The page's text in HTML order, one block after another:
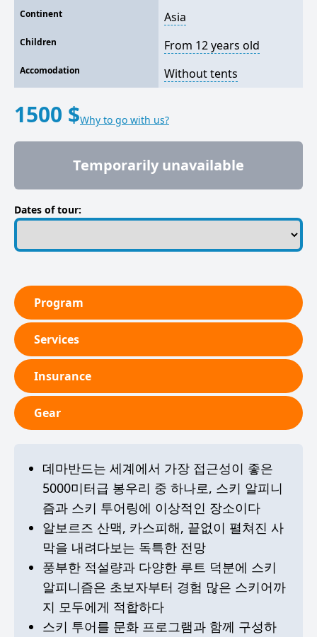
Continent Asia
Children From 12 years old
Accomodation Without tents
1500 $Why to go with us?
Temporarily unavailable
Dates of tour:
Program
Services
Insurance
Gear
데마반드는 세계에서 가장 접근성이 좋은
5000미터급 봉우리 중 하나로, 스키 알피니
즘과 스키 투어링에 이상적인 장소이다
알보르즈 산맥, 카스피해, 끝없이 펼쳐진 사
막을 내려다보는 독특한 전망
풍부한 적설량과 다양한 루트 덕분에 스키
알피니즘은 초보자부터 경험 많은 스키어까
지 모두에게 적합하다
스키 투어를 문화 프로그램과 함께 구성하